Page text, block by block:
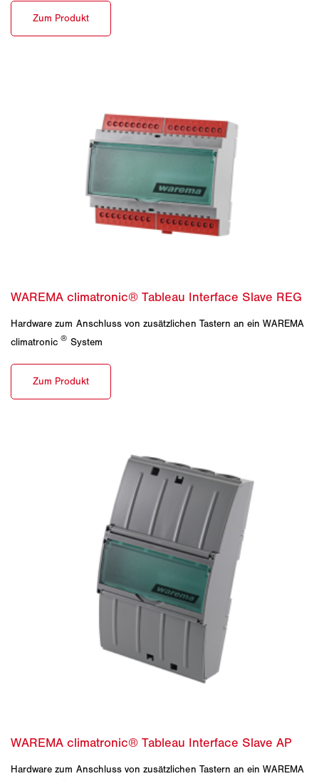
Hardware zum Anschluss von zusätzlichen Tastern an ein WAREMA
climatronic® System
Hardware zum Anschluss von zusätzlichen Tastern an ein WAREMA